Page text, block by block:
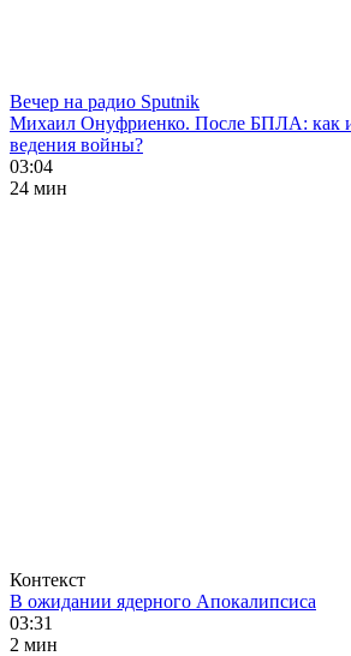
Вечер на радио Sputnik
Михаил Онуфриенко. После БПЛА: как
ведения войны?
03:04
24 мин
Контекст
В ожидании ядерного Апокалипсиса
03:31
2 мин